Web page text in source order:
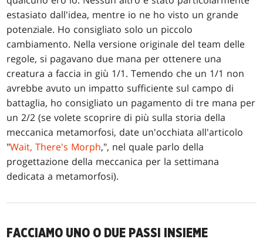
estasiato dall'idea, mentre io ne ho visto un grande
potenziale. Ho consigliato solo un piccolo
cambiamento. Nella versione originale del team delle
regole, si pagavano due mana per ottenere una
creatura a faccia in giù 1/1. Temendo che un 1/1 non
avrebbe avuto un impatto sufficiente sul campo di
battaglia, ho consigliato un pagamento di tre mana per
un 2/2 (se volete scoprire di più sulla storia della
meccanica metamorfosi, date un'occhiata all'articolo
"Wait, There's Morph,", nel quale parlo della
progettazione della meccanica per la settimana
dedicata a metamorfosi).
FACCIAMO UNO O DUE PASSI INSIEME